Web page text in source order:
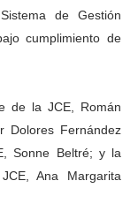
de Gestión
cumplimiento de
de la JCE, Román
Dolores Fernández
Sonne Beltré; y la
Ana Margarita